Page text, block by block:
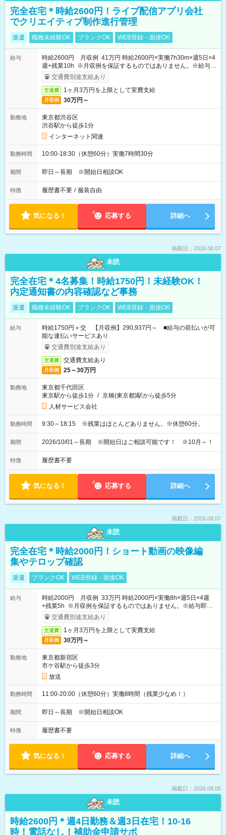
完全在宅＊時給2600円！ライブ配信アプリ会社
でクリエイティブ制作進行管理
派遣 職種未経験OK ブランクOK WEB登録・面接OK
給与
時給2600円 月収例 41万円 時給2600円×実働7h30m×週5日×4
週+残業10h ※月収例を保証するものではありません。※給与即
受取りサービス利用可（利用条件有）
交通費別途支給あり
交通費 1ヶ月3万円を上限として実費支給
月収例 30万円～
勤務地
東京都渋谷区
渋谷駅から徒歩1分
インターネット関連
勤務時間 10:00-18:30（休憩60分）実働7時間30分
期間 即日～長期 ※開始日相談OK
特徴 履歴書不要 / 服装自由
気になる！ 応募する 詳細へ
掲載日：2026.08.07
未読
完全在宅＊4名募集！時給1750円！未経験OK！
内定通知書の内容確認など事務
派遣 職種未経験OK ブランクOK WEB登録・面接OK
給与
時給1750円＋交 【月収例】290,937円～ ■給与の前払いが可
能な速払いサービスあり
交通費別途支給あり
交通費 交通費支給あり
月収例 25～30万円
勤務地
東京都千代田区
東京駅から徒歩1分 / 京橋(東京都)駅から徒歩5分
人材サービス会社
勤務時間 9:30～18:15 ※残業はほとんどありません。※休憩60分。
期間 2026/10/01～長期 ※開始日はご相談可能です！ ※10月～！
特徴 履歴書不要
気になる！ 応募する 詳細へ
掲載日：2026.08.07
未読
完全在宅＊時給2000円！ショート動画の映像編
集やテロップ確認
派遣 ブランクOK WEB登録・面接OK
給与
時給2000円 月収例 33万円 時給2000円×実働8h×週5日×4週
+残業5h ※月収例を保証するものではありません。※給与即受
取りサービス利用可（利用条件有）
交通費別途支給あり
交通費 1ヶ月3万円を上限として実費支給
月収例 30万円～
勤務地
東京都新宿区
市ケ谷駅から徒歩3分
放送
勤務時間 11:00-20:00（休憩60分）実働8時間（残業少なめ！）
期間 即日～長期 ※開始日相談OK
特徴 履歴書不要
気になる！ 応募する 詳細へ
掲載日：2026.08.05
未読
時給2600円＊週4日勤務＆週3日在宅！10-16
時！電話なし！補助金申請サポ